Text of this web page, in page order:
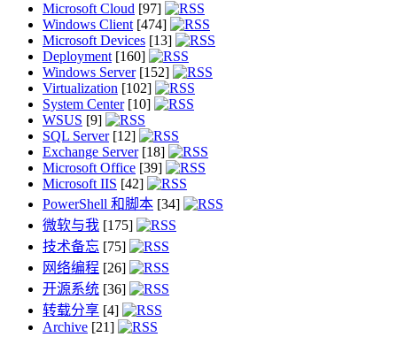
Microsoft Cloud [97]
Windows Client[474]
Microsoft Devices [13]
Deployment[160]
Windows Server[152]
Virtualization [102]
System Center[10]
WSUS [9]
SQL Server[12]
Exchange Server[18]
Microsoft Office [39]
Microsoft IIS [42]
PowerShell 和脚本 [34]
微软与我 [175]
技术备忘 [75]
网络编程 [26]
开源系统 [36]
转载分享 [4]
Archive [21]